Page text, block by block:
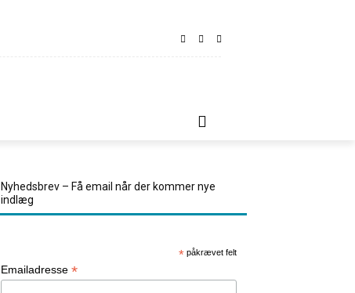
Nyhedsbrev – Få email når der kommer nye
indlæg
* påkrævet felt
Emailadresse *